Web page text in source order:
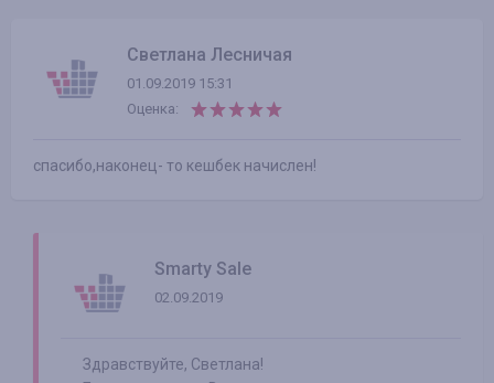
Светлана Лесничая
01.09.2019 15:31
Оценка:
спасибо,наконец- то кешбек начислен!
Smarty Sale
02.09.2019
Здравствуйте, Светлана!